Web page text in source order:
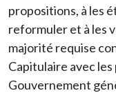
propositions, à les
reformuler et à les
majorité requise
Capitulaire avec
Gouvernement